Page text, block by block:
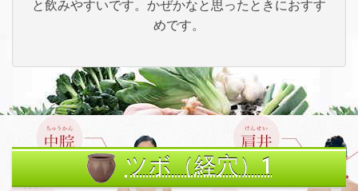
と飲みやすいです。かぜかなと思ったときにおすす
めです。
ツボ（経穴）1